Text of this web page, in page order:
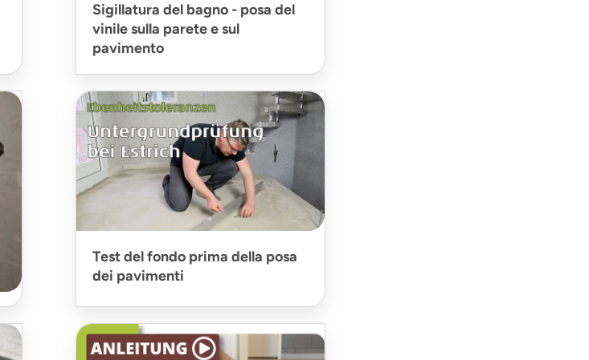
Sigillatura del bagno - posa del
vinile sulla parete e sul
pavimento
Test del fondo prima della posa
dei pavimenti